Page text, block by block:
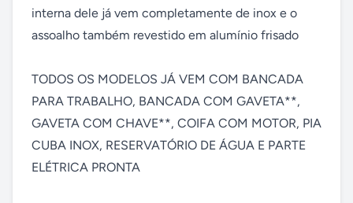
interna dele já vem completamente de inox e o
assoalho também revestido em alumínio frisado
TODOS OS MODELOS JÁ VEM COM BANCADA
PARA TRABALHO, BANCADA COM GAVETA**,
GAVETA COM CHAVE**, COIFA COM MOTOR, PIA
CUBA INOX, RESERVATÓRIO DE ÁGUA E PARTE
ELÉTRICA PRONTA